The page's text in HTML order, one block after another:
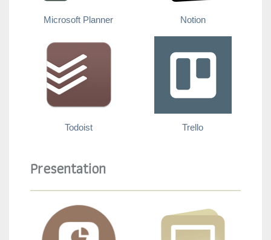
Microsoft Planner Notion
Todoist Trello
Presentation